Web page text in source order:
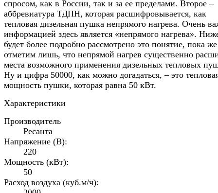
спросом, как в России, так и за ее пределами. Второе –
аббревиатура ТДПН, которая расшифровывается, как
тепловая дизельная пушка непрямого нагрева. Очень
информацией здесь является «непрямого нагрева».
будет более подробно рассмотрено это понятие, пока же
отметим лишь, что непрямой нагрев существенно
места возможного применения дизельных тепловых
Ну и цифра 50000, как можно догадаться, – это
мощность пушки, которая равна 50 кВт.
Характеристики
Производитель
Ресанта
Напряжение (В):
220
Мощность (кВт):
50
Расход воздуха (куб.м/ч):